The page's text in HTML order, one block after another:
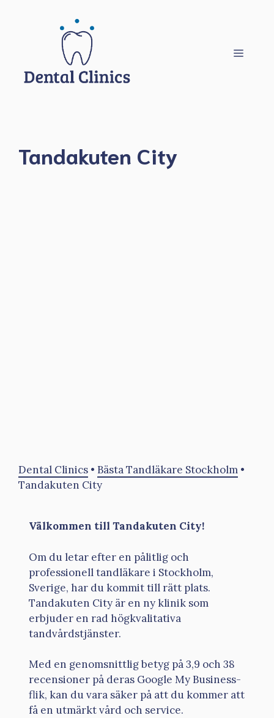
Meny
Tandakuten City
Dental Clinics • Bästa Tandläkare Stockholm •
Tandakuten City
Välkommen till Tandakuten City!
Om du letar efter en pålitlig och
professionell tandläkare i Stockholm,
Sverige, har du kommit till rätt plats.
Tandakuten City är en ny klinik som
erbjuder en rad högkvalitativa
tandvårdstjänster.
Med en genomsnittlig betyg på 3,9 och 38
recensioner på deras Google My Business-
flik, kan du vara säker på att du kommer att
få en utmärkt vård och service.